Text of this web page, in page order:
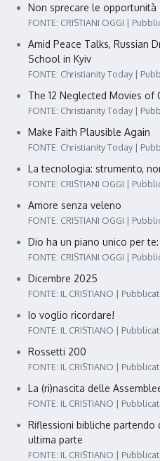
Non sprecare le opportunità
FONTE: CRISTIANI OGGI
Amid Peace Talks, Russian
School in Kyiv
FONTE: Christianity Today
The 12 Neglected Movies of
FONTE: Christianity Today
Make Faith Plausible Again
FONTE: Christianity Today
La tecnologia: strumento,
FONTE: CRISTIANI OGGI
Amore senza veleno
FONTE: CRISTIANI OGGI
Dio ha un piano unico per
FONTE: CRISTIANI OGGI
Dicembre 2025
FONTE: IL CRISTIANO
Io voglio ricordare!
FONTE: IL CRISTIANO
Rossetti 200
FONTE: IL CRISTIANO
La (ri)nascita delle
FONTE: IL CRISTIANO
Riflessioni bibliche partendo
ultima parte
FONTE: IL CRISTIANO